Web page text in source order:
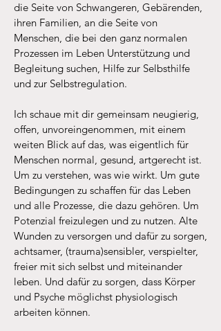
die Seite von Schwangeren, Gebärenden,
ihren Familien, an die Seite von
Menschen, die bei den ganz normalen
Prozessen im Leben Unterstützung und
Begleitung suchen, Hilfe zur Selbsthilfe
und zur Selbstregulation.
Ich schaue mit dir gemeinsam neugierig,
offen, unvoreingenommen, mit einem
weiten Blick auf das, was eigentlich für
Menschen normal, gesund, artgerecht ist.
Um zu verstehen, was wie wirkt. Um gute
Bedingungen zu schaffen für das Leben
und alle Prozesse, die dazu gehören. Um
Potenzial freizulegen und zu nutzen. Alte
Wunden zu versorgen und dafür zu sorgen,
achtsamer, (trauma)sensibler, verspielter,
freier mit sich selbst und miteinander
leben. Und dafür zu sorgen, dass Körper
und Psyche möglichst physiologisch
arbeiten können.